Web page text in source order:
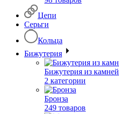
Цепи
Серьги
Кольца
Бижутерия
Бижутерия из камней
2 категории
Бронза
249 товаров